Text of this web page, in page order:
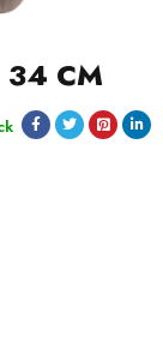
34 CM